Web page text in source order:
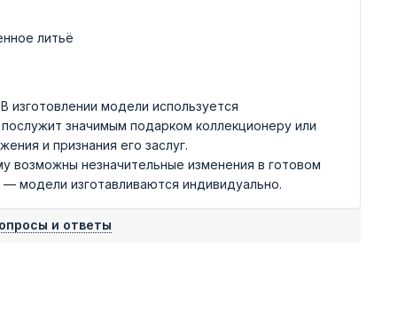
литьё
изготовлении модели используется
значимым подарком коллекционеру или
и признания его заслуг.
возможны незначительные изменения в готовом
модели изготавливаются индивидуально.
и ответы